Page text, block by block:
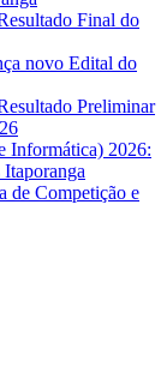
Final do
novo Edital do
Preliminar
Informática) 2026:
de Competição e